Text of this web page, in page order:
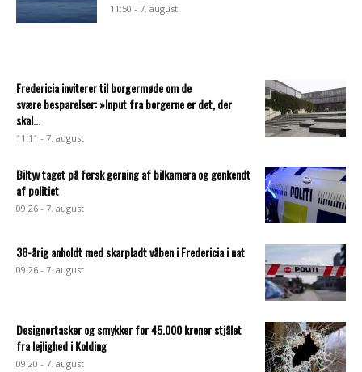
11:50 - 7. august
Fredericia inviterer til borgermøde om de
svære besparelser: »Input fra borgerne er det, der
skal...
11:11 - 7. august
Biltyv taget på fersk gerning af bilkamera og genkendt
af politiet
09:26 - 7. august
38-årig anholdt med skarpladt våben i Fredericia i nat
09:26 - 7. august
Designertasker og smykker for 45.000 kroner stjålet
fra lejlighed i Kolding
09:20 - 7. august